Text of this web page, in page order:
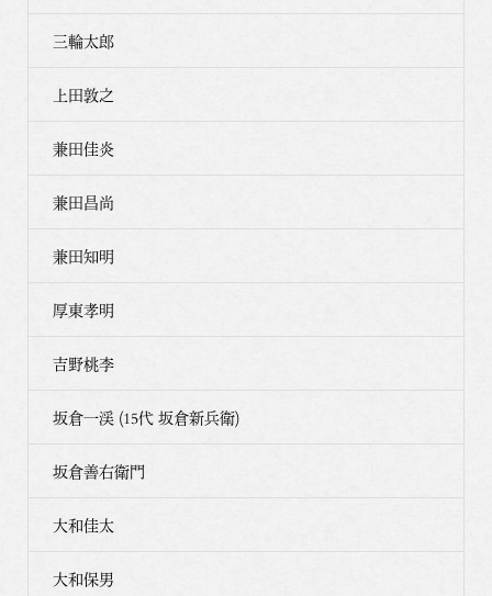
三輪太郎
上田敦之
兼田佳炎
兼田昌尚
兼田知明
厚東孝明
吉野桃李
坂倉一渓 (15代 坂倉新兵衛)
坂倉善右衛門
大和佳太
大和保男